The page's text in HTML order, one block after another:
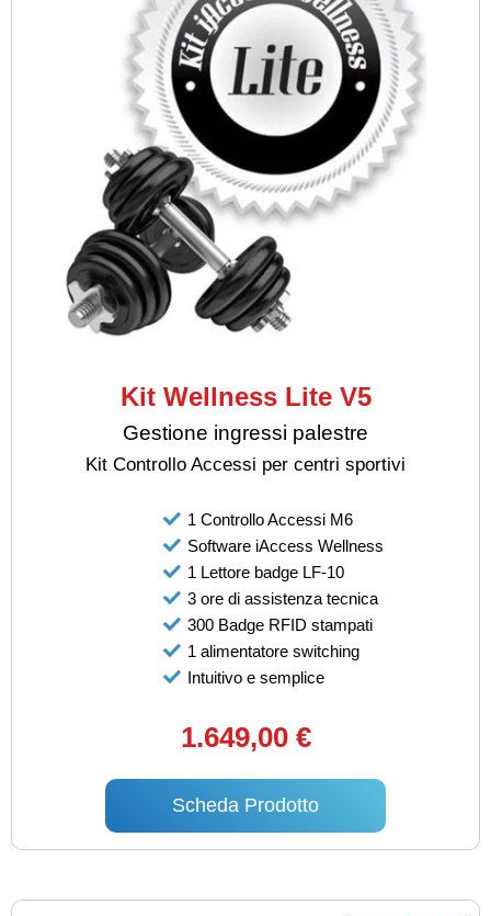
Kit Wellness Lite V5
Gestione ingressi palestre
Kit Controllo Accessi per centri sportivi
1 Controllo Accessi M6
Software iAccess Wellness
1 Lettore badge LF-10
3 ore di assistenza tecnica
300 Badge RFID stampati
1 alimentatore switching
Intuitivo e semplice
1.649,00 €
Scheda Prodotto